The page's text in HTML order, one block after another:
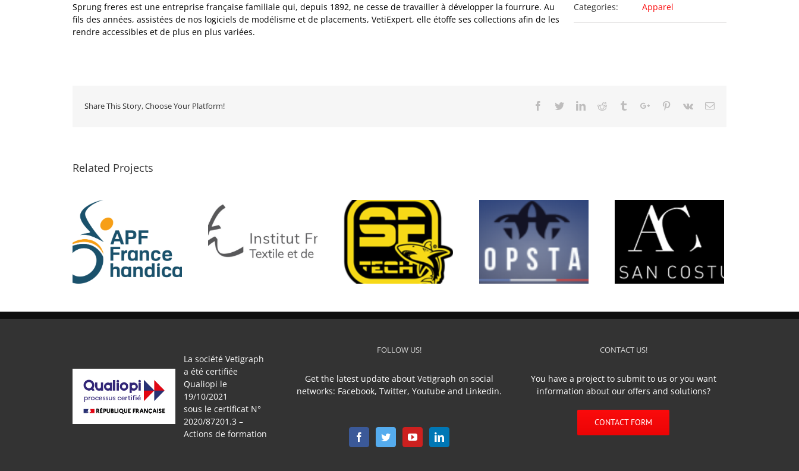
Sprung freres est une entreprise française familiale qui, depuis 1892, ne cesse de travailler à développer la fourrure. Au
fils des années, assistées de nos logiciels de modélisme et de placements, VetiExpert, elle étoffe ses collections afin de les
rendre accessibles et de plus en plus variées.
Categories: Apparel
Share This Story, Choose Your Platform! Facebook
TwitterLinkedinReddit TumblrGoogle+Pinterest
Vk Email
Related Projects
IFTH SF TECH TOP STAR L’Artisan Costumier
La société Vetigraph
a été certifiée
Qualiopi le
19/10/2021
sous le certificat N°
2020/87201.3 –
Actions de formation
FOLLOW US!
Get the latest update about Vetigraph on social
networks: Facebook, Twitter, Youtube and Linkedin.
CONTACT US!
You have a project to submit to us or you want
information about our offers and solutions?
CONTACT FORM